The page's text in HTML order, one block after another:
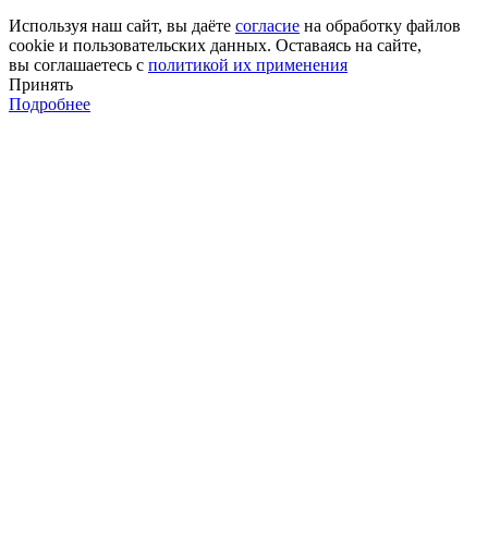
Используя наш сайт, вы даёте согласие на обработку файлов
cookie и пользовательских данных. Оставаясь на сайте,
вы соглашаетесь с политикой их применения
Принять
Подробнее